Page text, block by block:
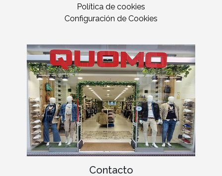
Política de cookies
Configuración de Cookies
Contacto